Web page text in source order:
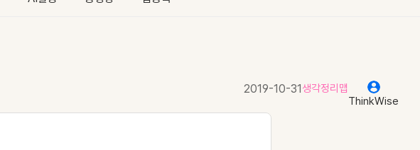
2019-10-31생각정리맵
ThinkWise